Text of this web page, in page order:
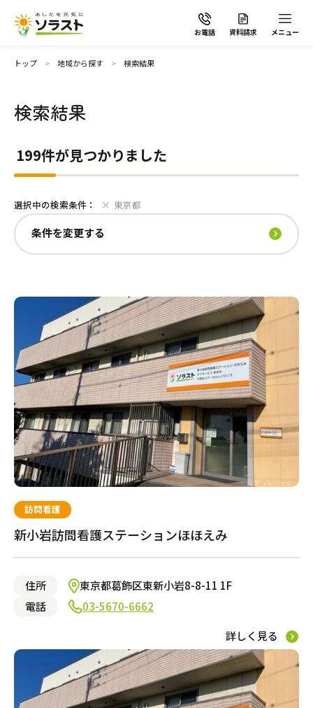
お電話 資料請求 メニュー
介護サービスから探す
自宅から通う・泊まる
自宅でサービスを受ける
サービスの相談をする
地域から探す
介護のガイド
介護のガイド
介護保険サービスについて
介護保険サービス利用の流れ
介護お役立ちコラム「そらまめ＋」
採用情報
トップ 地域から探す 検索結果
検索結果
199件が見つかりました
選択中の検索条件： 東京都
条件を変更する
訪問看護
新小岩訪問看護ステーションほほえみ
住所
東京都葛飾区東新小岩8-8-11 1F
電話
03-5670-6662
詳しく見る
条件を変更する
板橋区
国分寺市
立川市
府中市
渋谷区
小平市
練馬区
目黒区
国立市
荒川区
墨田区
江東区
北区
東久留米市
新宿区
大田区
品川区
文京区
調布市
八王子市
豊島区
小金井市
中野区
日野市
多摩市
東村山市
東大和市
町田市
三鷹市
港区
四條畷市
高石市
大阪市鶴見区
河内長野市
守口市
大阪市住吉区
大阪市平野区
八尾市
大阪市城東区
枚方市
豊中市
茨木市
東大阪市
堺市堺区
流山市
市川市
船橋市
松戸市
千葉市美浜区
千葉市稲毛区
千葉市緑区
野田市
習志野市
鎌ヶ谷市
柏市
さいたま市見沼区
川口市
越谷市
川越市
さいたま市緑区
戸田市
さいたま市浦和区
熊谷市
鴻巣市
春日部市
東松山市
朝霞市
所沢市
川崎市高津区
相模原市南区
川崎市幸区
川崎市中原区
川崎市宮前区
大和市
川崎市多摩区
川崎市麻生区
横浜市金沢区
横浜市港北区
横浜市瀬谷区
横浜市泉区
横浜市都筑区
清須市
名古屋市中川区
名古屋市北区
名古屋市名東区
名古屋市中村区
名古屋市昭和区
みよし市
刈谷市
一宮市
名古屋市南区
豊田市
東海市
京都市西京区
京都市右京区
京都市南区
向日市
京都市上京区
京都市左京区
京都市山科区
北相馬郡
牛久市
龍ケ崎市
日立市
西宮市
神戸市須磨区
神戸市中央区
神戸市長田区
芦屋市
神戸市西区
姫路市大津区
明石市
神戸市東灘区
神戸市兵庫区
神戸市垂水区
川西市
今治市
松山市
新居浜市
伊予郡
岐阜市 各務原市
福山市
大竹市
尾道市
広島市東区
広島市安佐南区
岡山市中区
古賀市
福岡市東区
宗像市
福岡市早良区
福岡市南区
岩国市
高松市
別府市
大分市
速見郡
宇佐市
中津市
太田市
桑名市 伊勢市
和歌山市
熊本市中央区
鹿児島市 西之表市
甲府市
奈良市
磯城郡
宇陀市
大和郡山市
介護サービス
施設で暮らす
空室ありの施設のみ表示する